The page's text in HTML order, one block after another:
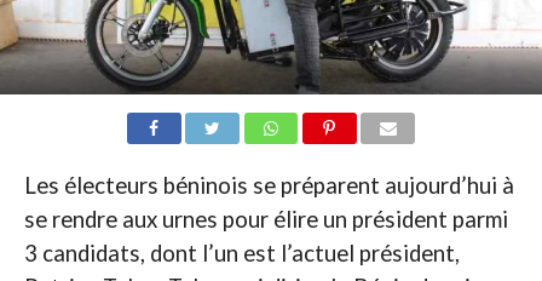
Les électeurs béninois se préparent aujourd’hui à
se rendre aux urnes pour élire un président parmi
3 candidats, dont l’un est l’actuel président,